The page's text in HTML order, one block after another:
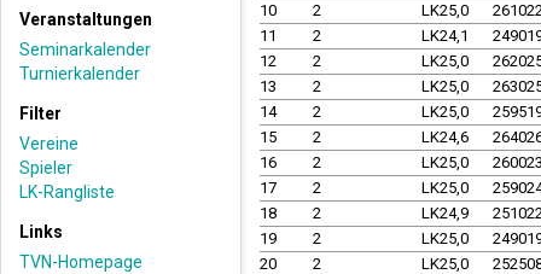
Veranstaltungen
Seminarkalender
Turnierkalender
Filter
Vereine
Spieler
LK-Rangliste
Links
TVN-Homepage
10
2 LK25,0
11
2 LK24,1
12
2 LK25,0
13
2 LK25,0
14
2 LK25,0
15
2 LK24,6
16
2 LK25,0
17
2 LK25,0
18
2 LK24,9
19
2 LK25,0
20
2 LK25,0